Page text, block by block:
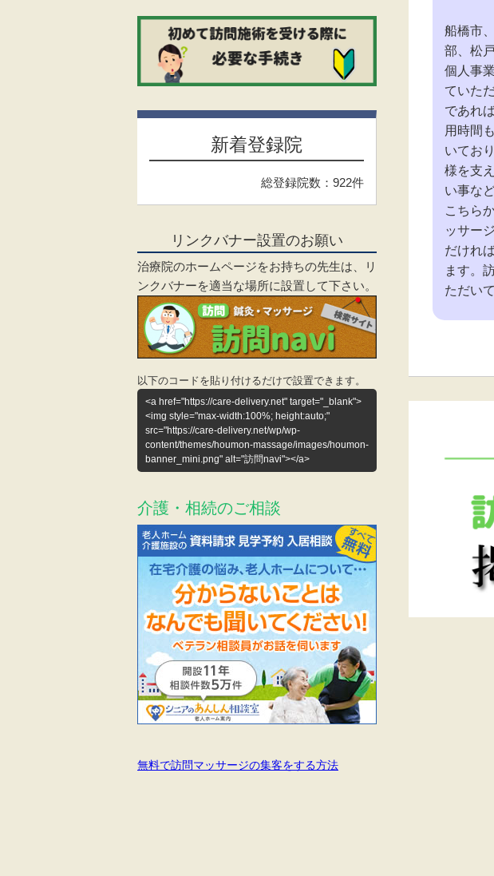
船橋市
部、松
個人事
ていた
であれ
用時間
いてお
様を支
い事な
こちら
ッサー
だけれ
ます。
ただい
新着登録院
総登録院数：922件
リンクバナー設置のお願い
治療院のホームページをお持ちの先生は、リ
ンクバナーを適当な場所に設置して下さい。
以下のコードを貼り付けるだけで設置できます。
<a href="https://care-delivery.net" target="_blank">
<img style="max-width:100%; height:auto;"
src="https://care-delivery.net/wp/wp-
content/themes/houmon-massage/images/houmon-
banner_mini.png" alt="訪問navi"></a>
介護・相続のご相談
無料で訪問マッサージの集客をする方法